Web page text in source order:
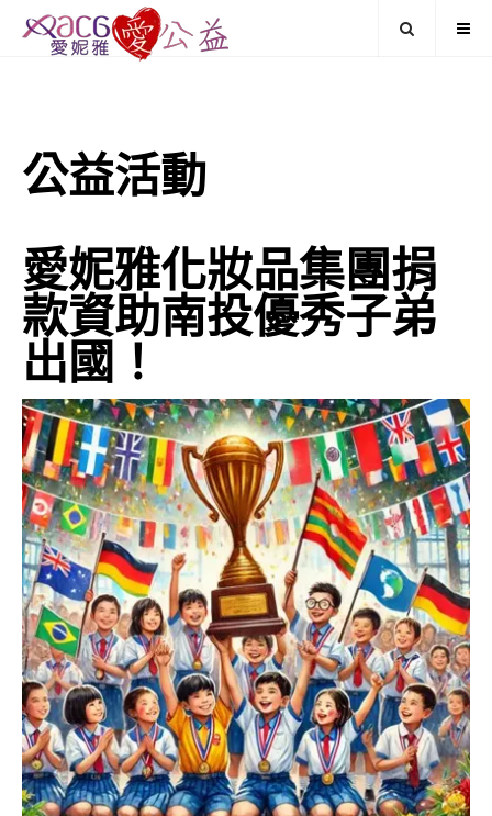
公益活動
愛妮雅化妝品集團捐
款資助南投優秀子弟
出國！